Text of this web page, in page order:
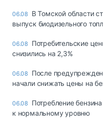
06.08 В Томской области
выпуск биодизельного
06.08 Потребительские
снизились на 2,3%
06.08 После
начали снижать цены на
06.08 Потребление
к нормальному уровню